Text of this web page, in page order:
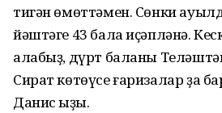
тигән өмөттәмен. Сөнки
йәштәге 43 бала иҫәпләнә.
алабыҙ, дүрт баланы
Сират көтөүсе ғаризалар ҙа
Данис ҡыҙы.